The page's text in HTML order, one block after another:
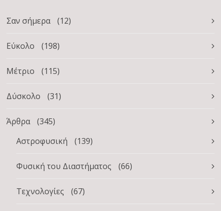
Σαν σήμερα (12)
Εύκολο (198)
Μέτριο (115)
Δύσκολο (31)
Άρθρα
(345)
Αστροφυσική
(139)
Φυσική του Διαστήματος (66)
Τεχνολογίες (67)